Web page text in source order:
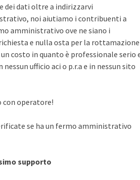
dei dati oltre a indirizzarvi
noi aiutiamo i contribuenti a
amministrativo ove ne siano i
e nulla osta per la rottamazione
costo in quanto è professionale serio
ufficio aci o p.r.a e in nessun sito
con operatore!
se ha un fermo amministrativo
supporto